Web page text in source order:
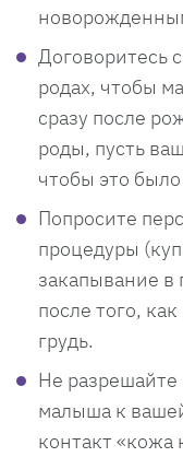
Договоритесь
родах, чтобы
сразу после
роды, пусть
чтобы это
Попросите
процедуры
закапывание в
после того,
грудь.
Не разрешайте
малыша к
контакт «кожа